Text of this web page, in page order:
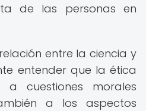
de las personas en
entre la ciencia y
entender que la ética
cuestiones morales
a los aspectos